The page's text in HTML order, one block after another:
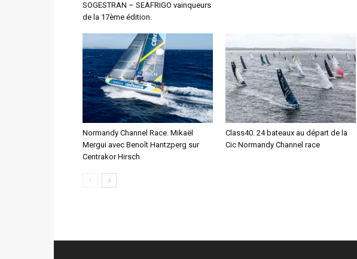
SOGESTRAN – SEAFRIGO vainqueurs
de la 17ème édition.
Normandy Channel Race. Mikaël
Mergui avec Benoît Hantzperg sur
Centrakor Hirsch
Class40. 24 bateaux au départ de la
Cic Normandy Channel race